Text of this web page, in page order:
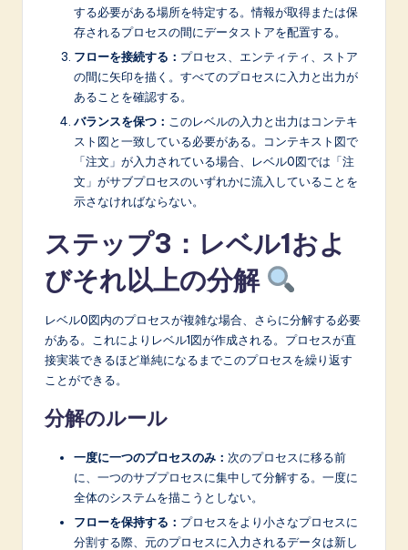
する必要がある場所を特定する。情報が取得または保
存されるプロセスの間にデータストアを配置する。
フローを接続する： プロセス、エンティティ、ストア
の間に矢印を描く。すべてのプロセスに入力と出力が
あることを確認する。
バランスを保つ： このレベルの入力と出力はコンテキ
スト図と一致している必要がある。コンテキスト図で
「注文」が入力されている場合、レベル0図では「注
文」がサブプロセスのいずれかに流入していることを
示さなければならない。
ステップ3：レベル1およ
びそれ以上の分解
レベル0図内のプロセスが複雑な場合、さらに分解する必要
がある。これによりレベル1図が作成される。プロセスが直
接実装できるほど単純になるまでこのプロセスを繰り返す
ことができる。
分解のルール
一度に一つのプロセスのみ： 次のプロセスに移る前
に、一つのサブプロセスに集中して分解する。一度に
全体のシステムを描こうとしない。
フローを保持する： プロセスをより小さなプロセスに
分割する際、元のプロセスに入力されるデータは新し